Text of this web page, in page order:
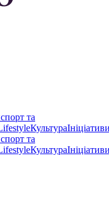
та
Культура
та
Культура